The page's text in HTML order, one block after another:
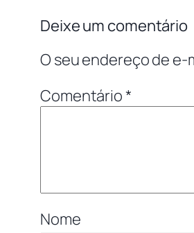
Deixe um comentário
O seu endereço de e-
Comentário*
Nome